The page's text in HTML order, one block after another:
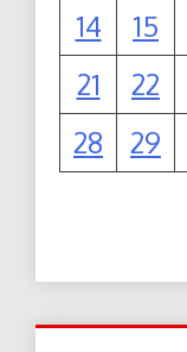
14
15
21
22
28
29